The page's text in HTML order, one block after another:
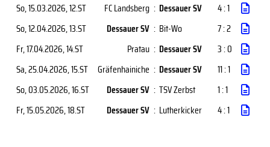
So, 15.03.2026, 12.ST FC Landsberg : Dessauer SV
4 : 1
So, 12.04.2026, 13.ST Dessauer SV : Bit-Wo
7 : 2
Fr, 17.04.2026, 14.ST Pratau : Dessauer SV
3 : 0
Sa, 25.04.2026, 15.ST Gräfenhainiche : Dessauer SV
11 : 1
So, 03.05.2026, 16.ST Dessauer SV : TSV Zerbst
1 : 1
Fr, 15.05.2026, 18.ST Dessauer SV : Lutherkicker 4 : 1